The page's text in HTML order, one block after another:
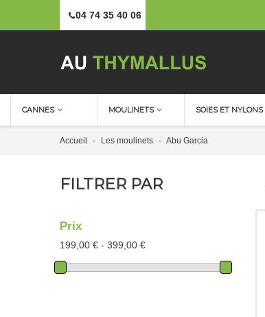
04 74 35 40 06
CANNES MOULINETS SOIES ET NYLONS
Accueil - Les moulinets - Abu Garcia
FILTRER PAR
Prix
199,00 € - 399,00 €